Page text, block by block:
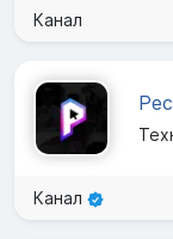
Канал
Канал